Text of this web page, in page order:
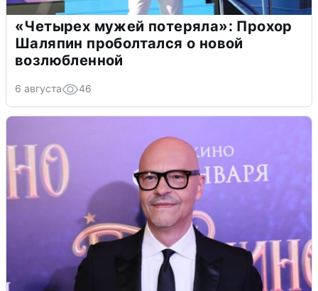
«Четырех мужей потеряла»: Прохор
Шаляпин проболтался о новой
возлюбленной
6 августа 46